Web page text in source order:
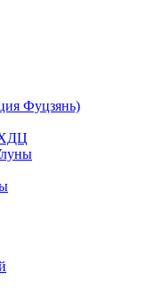
Фуцзянь)